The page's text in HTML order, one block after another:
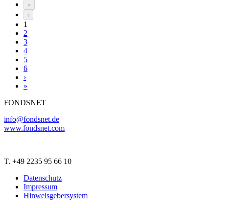
«
‹
1
2
3
4
5
6
›
»
FONDSNET
info@fondsnet.de
www.fondsnet.com
T. +49 2235 95 66 10
Datenschutz
Impressum
Hinweisgebersystem